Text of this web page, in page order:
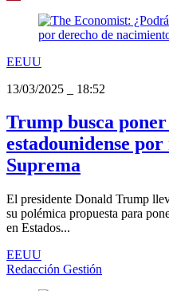
EEUU
13/03/2025
18:52
Trump busca
estadounidense
Suprema
El presidente Donald Trump
su polémica propuesta para
en Estados...
EEUU
Redacción Gestión